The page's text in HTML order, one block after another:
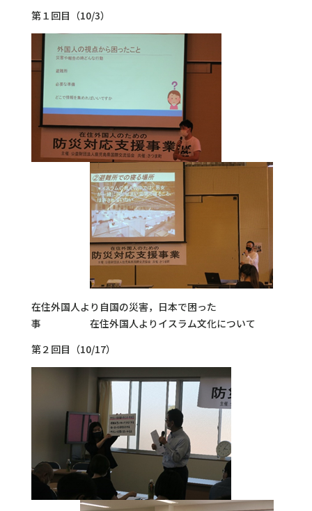
第１回目（10/3）
在住外国人より自国の災害，日本で困った
事 在住外国人よりイスラム文化について
第２回目（10/17）